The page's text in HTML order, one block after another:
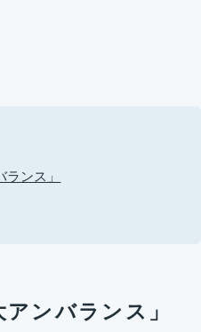
ンス」
ンバランス」